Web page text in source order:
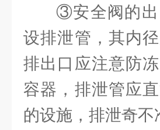
③安全阀的出
设排泄管，其内
排出口应注意防
容器，排泄管应
的设施，排泄奇